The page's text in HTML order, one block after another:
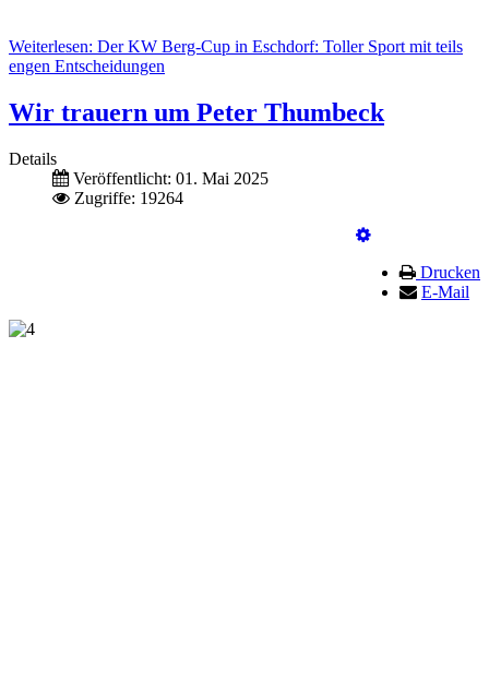
Weiterlesen: Der KW Berg-Cup in Eschdorf: Toller Sport mit teils
engen Entscheidungen
Wir trauern um Peter Thumbeck
Details
Veröffentlicht: 01. Mai 2025
Zugriffe: 19264
Drucken
E-Mail